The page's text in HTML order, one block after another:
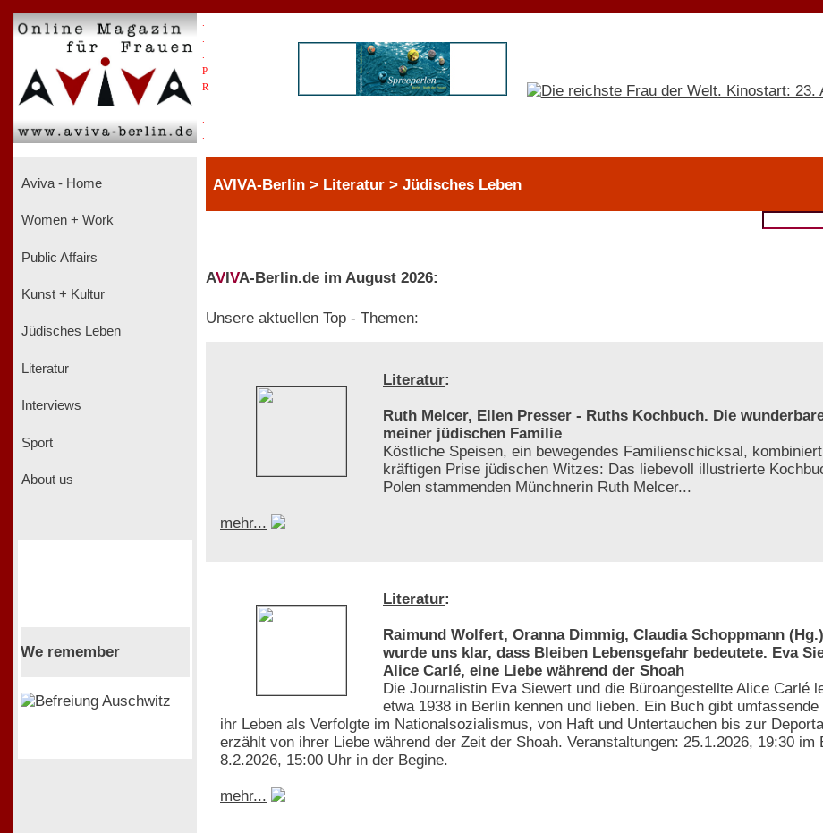
P
R
Aviva - Home
Women + Work
Public Affairs
Kunst + Kultur
Jüdisches Leben
Literatur
Interviews
Sport
About us
We remember
AVIVA-Berlin > Literatur > Jüdisches Leben
AVIVA-Berlin.de im August 2026:
Unsere aktuellen Top - Themen:
Literatur:
Ruth Melcer, Ellen Presser - Ruths Kochbuch. Die
meiner jüdischen Familie
Köstliche Speisen, ein bewegendes Familienschicksal,
kräftigen Prise jüdischen Witzes: Das liebevoll illustrierte
Polen stammenden Münchnerin Ruth Melcer...
mehr...
Literatur:
Raimund Wolfert, Oranna Dimmig, Claudia Schoppmann
wurde uns klar, dass Bleiben Lebensgefahr bedeutete. Eva
Alice Carlé, eine Liebe während der Shoah
Die Journalistin Eva Siewert und die Büroangestellte Alice Carlé
etwa 1938 in Berlin kennen und lieben. Ein Buch gibt
ihr Leben als Verfolgte im Nationalsozialismus, von Haft und Untertauchen bis zur
erzählt von ihrer Liebe während der Zeit der Shoah. Veranstaltungen: 25.1.2026, 19:30 im
8.2.2026, 15:00 Uhr in der Begine.
mehr...